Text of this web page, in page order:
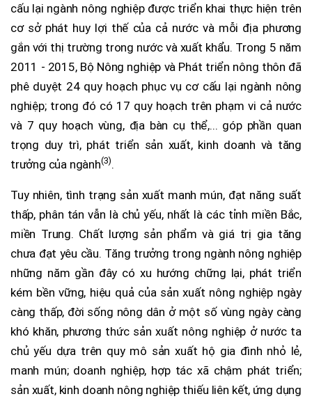
cấu lại ngành nông nghiệp được triển khai thực hiện trên
cơ sở phát huy lợi thế của cả nước và mỗi địa phương
gắn với thị trường trong nước và xuất khẩu. Trong 5 năm
2011 - 2015, Bộ Nông nghiệp và Phát triển nông thôn đã
phê duyệt 24 quy hoạch phục vụ cơ cấu lại ngành nông
nghiệp; trong đó có 17 quy hoạch trên phạm vi cả nước
và 7 quy hoạch vùng, địa bàn cụ thể,... góp phần quan
trọng duy trì, phát triển sản xuất, kinh doanh và tăng
trưởng của ngành(3).
Tuy nhiên, tình trạng sản xuất manh mún, đạt năng suất
thấp, phân tán vẫn là chủ yếu, nhất là các tỉnh miền Bắc,
miền Trung. Chất lượng sản phẩm và giá trị gia tăng
chưa đạt yêu cầu. Tăng trưởng trong ngành nông nghiệp
những năm gần đây có xu hướng chững lại, phát triển
kém bền vững, hiệu quả của sản xuất nông nghiệp ngày
càng thấp, đời sống nông dân ở một số vùng ngày càng
khó khăn, phương thức sản xuất nông nghiệp ở nước ta
chủ yếu dựa trên quy mô sản xuất hộ gia đình nhỏ lẻ,
manh mún; doanh nghiệp, hợp tác xã chậm phát triển;
sản xuất, kinh doanh nông nghiệp thiếu liên kết, ứng dụng